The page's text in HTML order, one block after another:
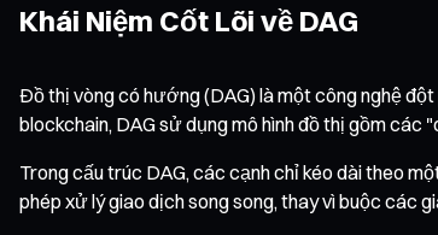
Khái Niệm Cốt Lõi về DAG
Đồ thị vòng có hướng (DAG) là một công nghệ
blockchain, DAG sử dụng mô hình đồ thị gồm
Trong cấu trúc DAG, các cạnh chỉ kéo dài theo
phép xử lý giao dịch song song, thay vì buộc các